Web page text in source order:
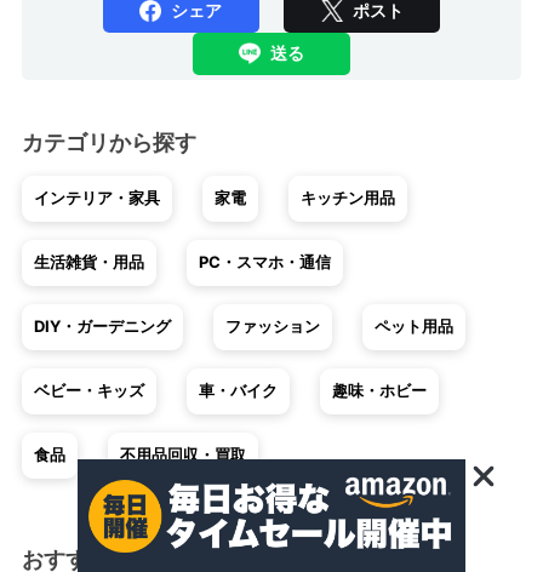
シェア ポスト
送る
カテゴリから探す
インテリア・家具 家電 キッチン用品
生活雑貨・用品 PC・スマホ・通信
DIY・ガーデニング ファッション ペット用品
ベビー・キッズ 車・バイク 趣味・ホビー
食品 不用品回収・買取
おすすめショッピング